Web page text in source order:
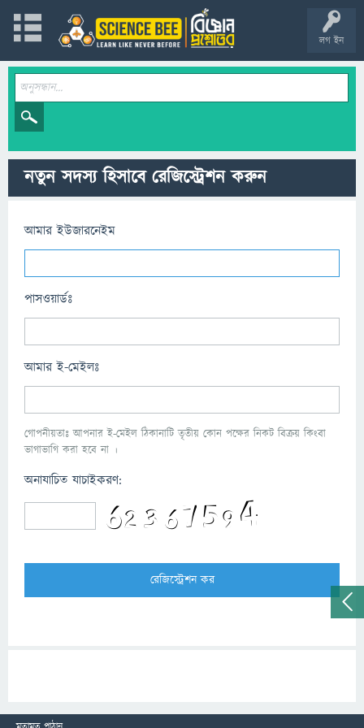
লগ ইন
নতুন সদস্য হিসাবে রেজিস্ট্রেশন করুন
আমার ইউজারনেইম
পাসওয়ার্ডঃ
আমার ই-মেইলঃ
গোপনীয়তাঃ আপনার ই-মেইল ঠিকানাটি তৃতীয় কোন পক্ষের নিকট বিক্রয় কিংবা
ভাগাভাগি করা হবে না ।
অনাযাচিত যাচাইকরণ: